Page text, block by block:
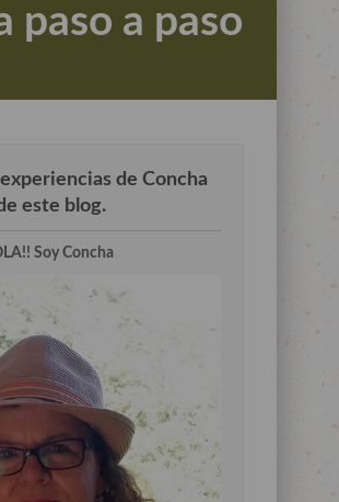
paso a paso
de Concha
este blog.
Soy Concha